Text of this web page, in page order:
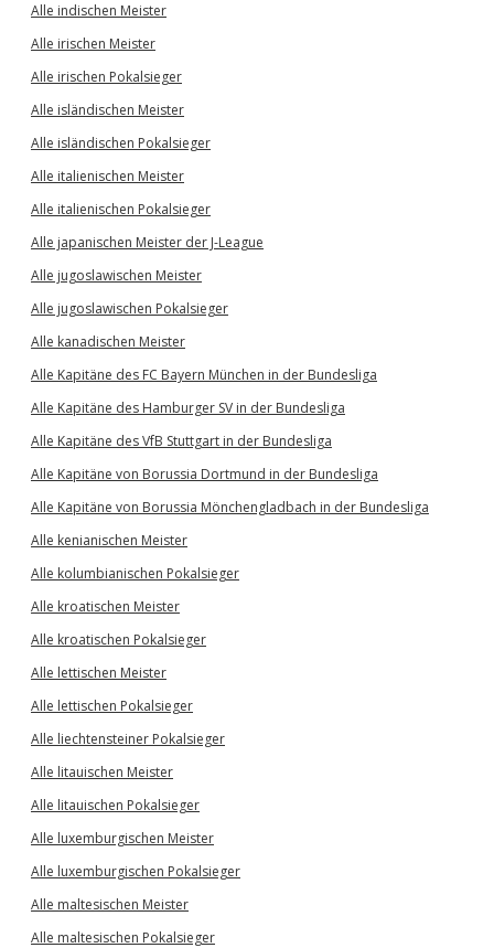
Alle indischen Meister
Alle irischen Meister
Alle irischen Pokalsieger
Alle isländischen Meister
Alle isländischen Pokalsieger
Alle italienischen Meister
Alle italienischen Pokalsieger
Alle japanischen Meister der J-League
Alle jugoslawischen Meister
Alle jugoslawischen Pokalsieger
Alle kanadischen Meister
Alle Kapitäne des FC Bayern München in der Bundesliga
Alle Kapitäne des Hamburger SV in der Bundesliga
Alle Kapitäne des VfB Stuttgart in der Bundesliga
Alle Kapitäne von Borussia Dortmund in der Bundesliga
Alle Kapitäne von Borussia Mönchengladbach in der Bundesliga
Alle kenianischen Meister
Alle kolumbianischen Pokalsieger
Alle kroatischen Meister
Alle kroatischen Pokalsieger
Alle lettischen Meister
Alle lettischen Pokalsieger
Alle liechtensteiner Pokalsieger
Alle litauischen Meister
Alle litauischen Pokalsieger
Alle luxemburgischen Meister
Alle luxemburgischen Pokalsieger
Alle maltesischen Meister
Alle maltesischen Pokalsieger